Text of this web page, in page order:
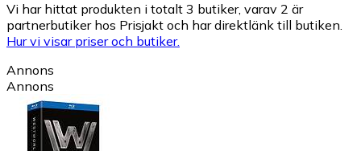
Vi har hittat produkten i totalt 3 butiker, varav 2 är
partnerbutiker hos Prisjakt och har direktlänk till butiken.
Hur vi visar priser och butiker.
Annons
Annons